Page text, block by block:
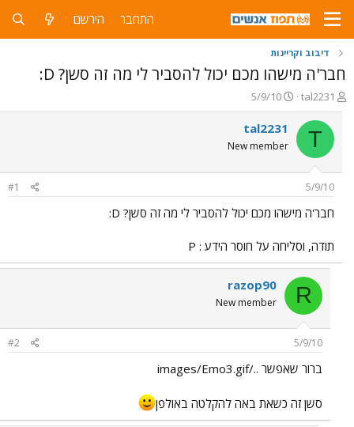
התחבר הירשם
דיבוב וקריינות
חבר'ה מישהו מכם יכול להסביר לי מה זה סשן? D:
פ
ו
ת
ח
ה
ו
ש
א
tal2231
פ
ו
ר
ם
ר
5/9/10
T
tal2231
New member
5/9/10
#1
חבר'ה מישהו מכם יכול להסביר לי מה זה סשן? D:
תודה, וסליחה על חוסר הידע : P
R
razop90
New member
5/9/10
#2
ברור שאפשר ../images/Emo3.gif
סשן זה כשאת באה להקלטה באולפן